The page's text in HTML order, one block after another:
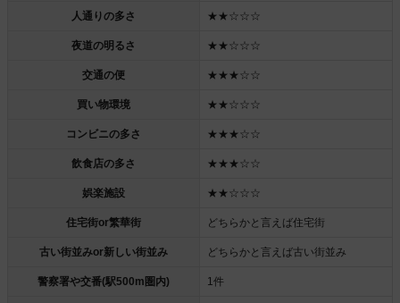
人通りの多さ ★★☆☆☆
夜道の明るさ ★★☆☆☆
交通の便 ★★★☆☆
買い物環境 ★★☆☆☆
コンビニの多さ ★★★☆☆
飲食店の多さ ★★★☆☆
娯楽施設 ★★☆☆☆
住宅街or繁華街 どちらかと言えば住宅街
古い街並みor新しい街並み どちらかと言えば古い街並み
警察署や交番(駅500m圏内) 1件